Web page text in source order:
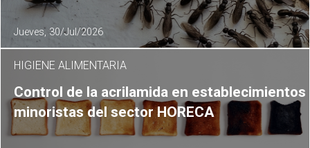
Jueves, 30/Jul/2026
HIGIENE ALIMENTARIA
Control de la acrilamida en establecimientos
minoristas del sector HORECA